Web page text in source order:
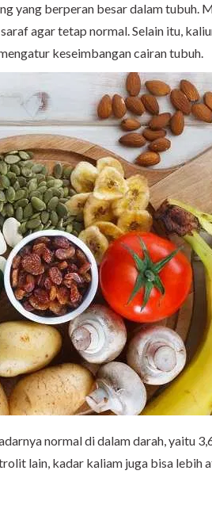
yang berperan besar dalam tubuh.
agar tetap normal. Selain itu,
keseimbangan cairan tubuh.
normal di dalam darah, yaitu
lain, kadar kaliam juga bisa lebih